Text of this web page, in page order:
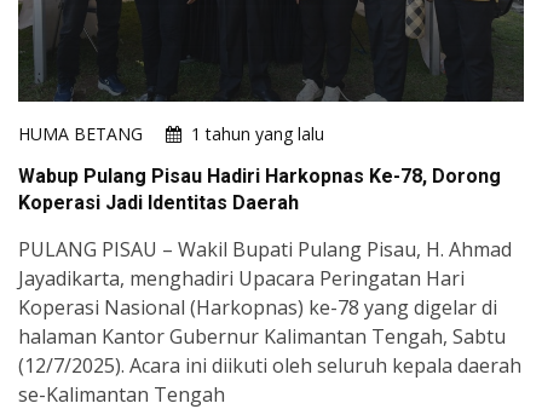
HUMA BETANG
1 tahun yang lalu
Wabup Pulang Pisau Hadiri Harkopnas Ke-78, Dorong
Koperasi Jadi Identitas Daerah
PULANG PISAU – Wakil Bupati Pulang Pisau, H. Ahmad
Jayadikarta, menghadiri Upacara Peringatan Hari
Koperasi Nasional (Harkopnas) ke-78 yang digelar di
halaman Kantor Gubernur Kalimantan Tengah, Sabtu
(12/7/2025). Acara ini diikuti oleh seluruh kepala daerah
se-Kalimantan Tengah